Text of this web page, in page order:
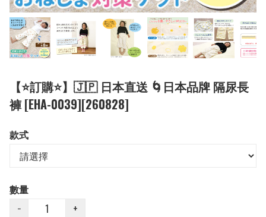
【⭐訂購⭐】🇯🇵 日本直送 🌀日本品牌 隔尿長
褲 [EHA-0039][260828]
款式
數量
−
+